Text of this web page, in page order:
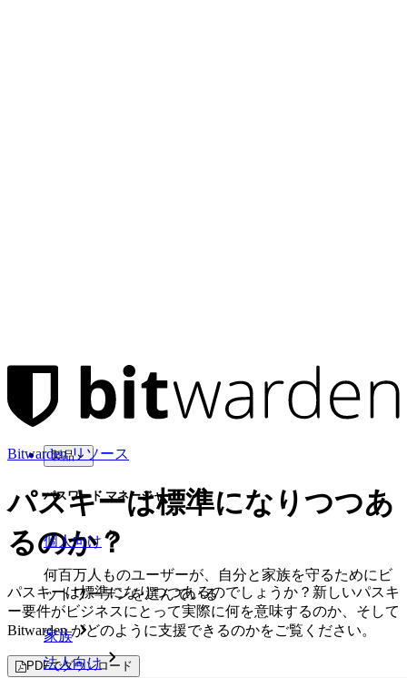
製品
パスワード マネージャー
個人向け
何百万人ものユーザーが、自分と家族を守るためにビ
ットワーデンを選んでいる
家族
法人向け
Bitwarden リソース
パスキーは標準になりつつあ
るのか？
パスキーは標準になりつつあるのでしょうか？新しいパスキ
ー要件がビジネスにとって実際に何を意味するのか、そして
Bitwarden がどのように支援できるのかをご覧ください。
PDFでダウンロード